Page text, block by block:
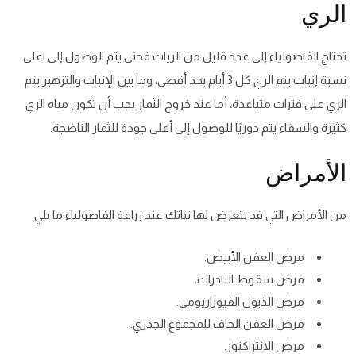
الري
تحتاج الفاصولياء إلى عدد قليل من الريات فحتى يتم الوصول إلى اعلى
نسبة إنبات يتم الري كل 3 أيام بحد أقصى، وما بين الإنبات والتزهير يتم
الري على فترات متباعدة، أما عند خروج الثمار يجب أن تكون مياه الري
كثيرة والسقاء يتم دوريًا للوصول إلى أعلى جودة للثمار الناضجة.
الأمراض
من الأمراض التي قد يتعرض لها نباتك عند زراعة الفاصولياء ما يلي:
مرض العفن الأبيض.
مرض سقوط البادرات.
مرض الذبول الفيوزاريومي.
مرض العفن الجاف للمجموع الجذري.
مرض الانثراكنوز.